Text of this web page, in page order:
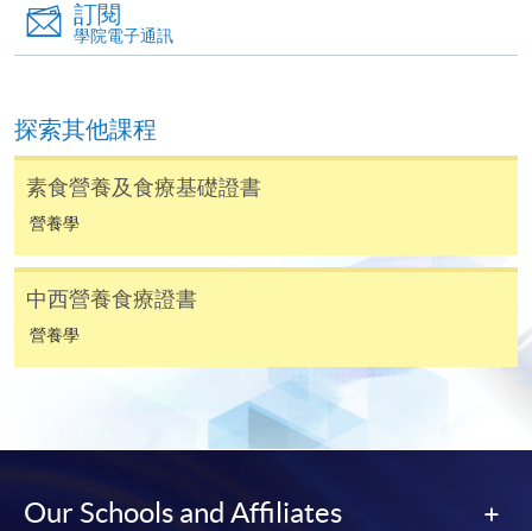
申請
網上報名 立即報名
申請表 下載申請表
報名辦法
香港大學專業進修學院提供24小時網上報名及繳費服
務，申請人可通過網上申請個別學歷頒授課程和報讀
機)、VISA 或 Mastercard。除上述支付方式之外，如就
訂閱
學院電子通訊
探索其他課程
素食營養及食療基礎證書
營養學
中西營養食療證書
營養學
Our Schools and Affiliates